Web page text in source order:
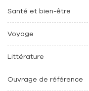
Santé et bien-être
Voyage
Littérature
Ouvrage de référence